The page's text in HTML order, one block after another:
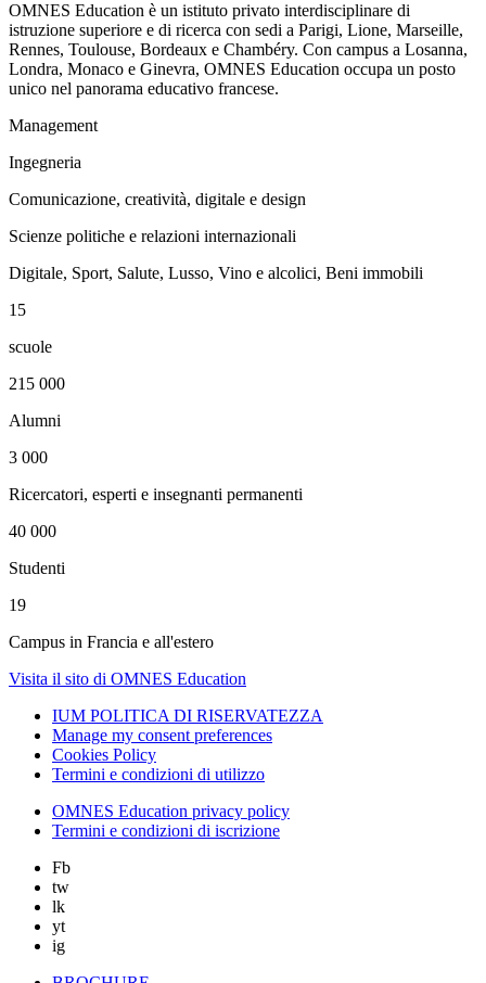
OMNES Education è un istituto privato interdisciplinare di
istruzione superiore e di ricerca con sedi a Parigi, Lione, Marseille,
Rennes, Toulouse, Bordeaux e Chambéry. Con campus a Losanna,
Londra, Monaco e Ginevra, OMNES Education occupa un posto
unico nel panorama educativo francese.
Management
Ingegneria
Comunicazione, creatività, digitale e design
Scienze politiche e relazioni internazionali
Digitale, Sport, Salute, Lusso, Vino e alcolici, Beni immobili
15
scuole
215 000
Alumni
3 000
Ricercatori, esperti e insegnanti permanenti
40 000
Studenti
19
Campus in Francia e all'estero
Visita il sito di OMNES Education
IUM POLITICA DI RISERVATEZZA
Manage my consent preferences
Cookies Policy
Termini e condizioni di utilizzo
OMNES Education privacy policy
Termini e condizioni di iscrizione
Fb
tw
lk
yt
ig